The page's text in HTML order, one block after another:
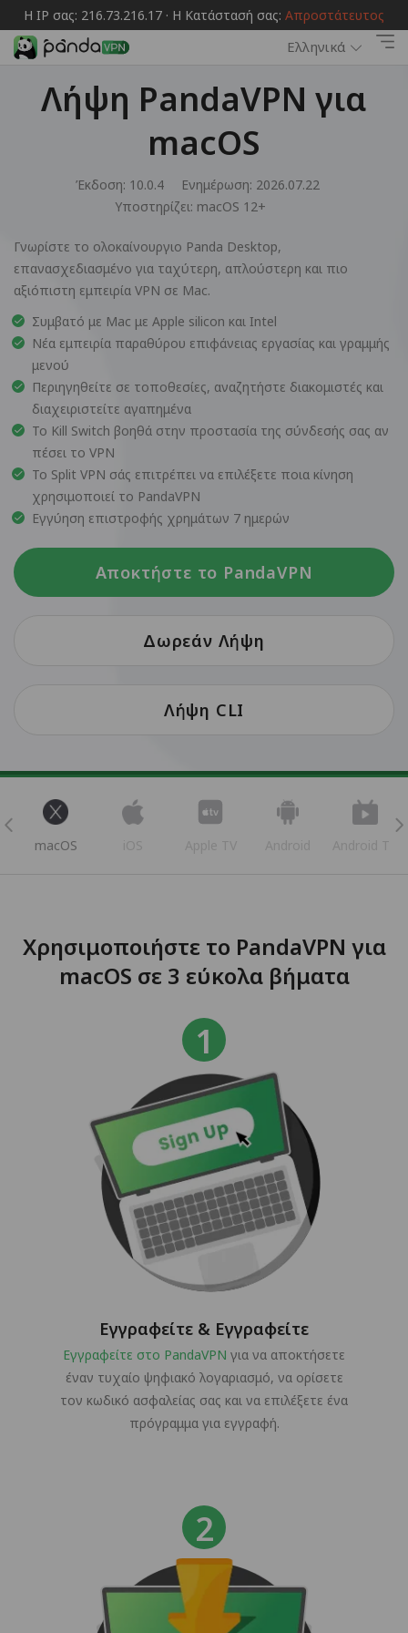
Η IP σας: 216.73.216.17 · Η Κατάστασή σας: Απροστάτευτος
Ελληνικά
Λήψη PandaVPN για
macOS
Έκδοση: 10.0.4
Ενημέρωση: 2026.07.22
Υποστηρίζει: macOS 12+
Γνωρίστε το ολοκαίνουργιο Panda Desktop,
επανασχεδιασμένο για ταχύτερη, απλούστερη και πιο
αξιόπιστη εμπειρία VPN σε Mac.
Συμβατό με Mac με Apple silicon και Intel
Νέα εμπειρία παραθύρου επιφάνειας εργασίας και γραμμής
μενού
Περιηγηθείτε σε τοποθεσίες, αναζητήστε διακομιστές και
διαχειριστείτε αγαπημένα
Το Kill Switch βοηθά στην προστασία της σύνδεσής σας αν
πέσει το VPN
Το Split VPN σάς επιτρέπει να επιλέξετε ποια κίνηση
χρησιμοποιεί το PandaVPN
Εγγύηση επιστροφής χρημάτων 7 ημερών
Αποκτήστε το PandaVPN
Δωρεάν Λήψη
Λήψη CLI
macOS iOS Apple TV Android Android TV
Χρησιμοποιήστε το PandaVPN για
macOS σε 3 εύκολα βήματα
Εγγραφείτε & Εγγραφείτε
Εγγραφείτε στο PandaVPN για να αποκτήσετε
έναν τυχαίο ψηφιακό λογαριασμό, να ορίσετε
τον κωδικό ασφαλείας σας και να επιλέξετε ένα
πρόγραμμα για εγγραφή.